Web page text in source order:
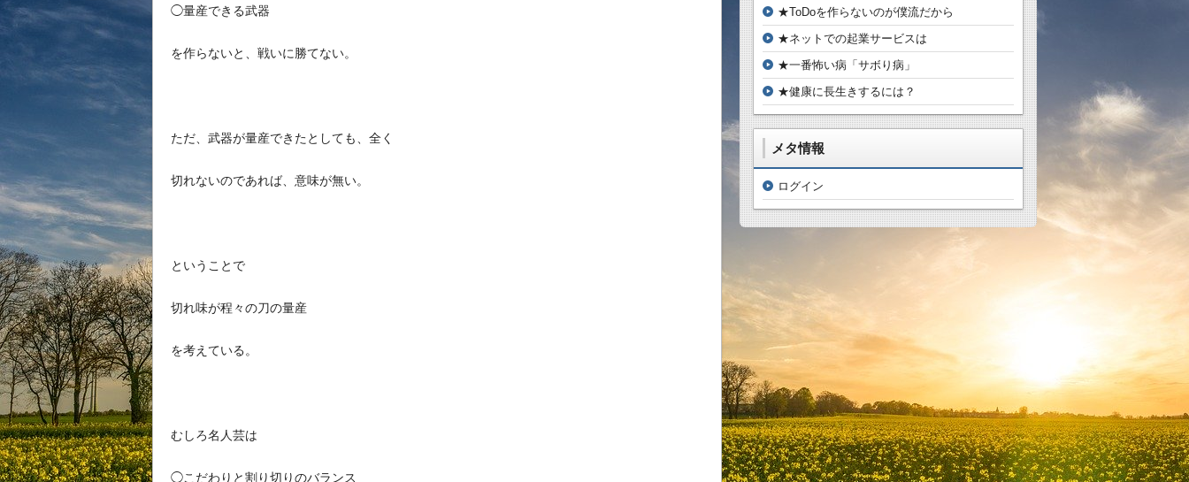
◯量産できる武器
を作らないと、戦いに勝てない。
ただ、武器が量産できたとしても、全く
切れないのであれば、意味が無い。
ということで
切れ味が程々の刀の量産
を考えている。
むしろ名人芸は
◯こだわりと割り切りのバランス
★ToDoを作らないのが僕流だから
★ネットでの起業サービスは
★一番怖い病「サボり病」
★健康に長生きするには？
メタ情報
ログイン